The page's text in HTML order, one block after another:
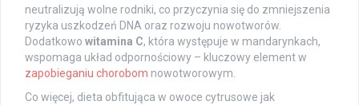
neutralizują wolne rodniki, co przyczynia się do zmniejszenia
ryzyka uszkodzeń DNA oraz rozwoju nowotworów.
Dodatkowo witamina C, która występuje w mandarynkach,
wspomaga układ odpornościowy – kluczowy element w
zapobieganiu chorobom nowotworowym.
Co więcej, dieta obfitująca w owoce cytrusowe jak